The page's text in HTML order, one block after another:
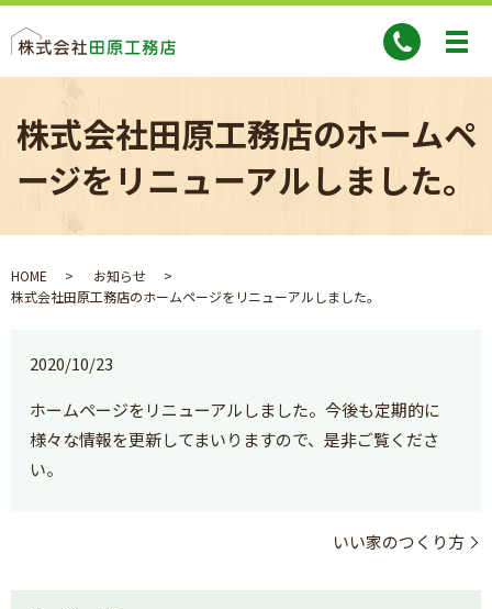
株式会社田原工務店のホームペ
ージをリニューアルしました。
HOME
お知らせ
株式会社田原工務店のホームページをリニューアルしました。
2020/10/23
ホームページをリニューアルしました。今後も定期的に
様々な情報を更新してまいりますので、是非ご覧くださ
い。
いい家のつくり方